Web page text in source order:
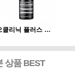
오클리닉 플러스 플렉신 부스터 120ml
상품 BEST